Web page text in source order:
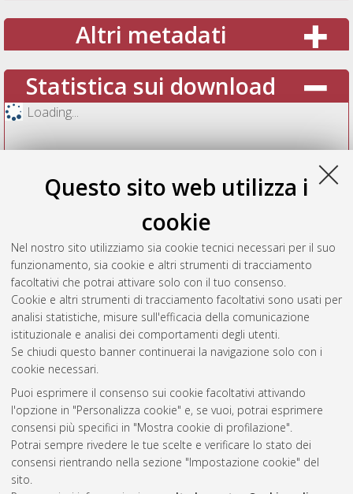
Questo sito web utilizza i
cookie
Nel nostro sito utilizziamo sia cookie tecnici necessari per il suo
funzionamento, sia cookie e altri strumenti di tracciamento
facoltativi che potrai attivare solo con il tuo consenso.
Cookie e altri strumenti di tracciamento facoltativi sono usati per
analisi statistiche, misure sull'efficacia della comunicazione
istituzionale e analisi dei comportamenti degli utenti.
Se chiudi questo banner continuerai la navigazione solo con i
cookie necessari.
Puoi esprimere il consenso sui cookie facoltativi attivando
l'opzione in "Personalizza cookie" e, se vuoi, potrai esprimere
consensi più specifici in "Mostra cookie di profilazione".
Potrai sempre rivedere le tue scelte e verificare lo stato dei
consensi rientrando nella sezione "Impostazione cookie" del
sito.
Altri metadati
Statistica sui download
Loading...
Vedi altre statistiche
Gestione del documento:
Atom
Rss
AMS Acta
ISSN: 2038-7954
re3data.org -
doi.org/10.17616/R3P19R
Servizio implementato e